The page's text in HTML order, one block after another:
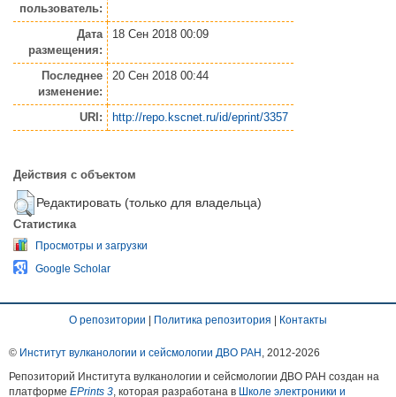
пользователь:
Дата
размещения:
18 Сен 2018 00:09
Последнее
изменение:
20 Сен 2018 00:44
URI: http://repo.kscnet.ru/id/eprint/3357
Действия с объектом
Редактировать (только для владельца)
Статистика
Просмотры и загрузки
Google Scholar
О репозитории | Политика репозитория | Контакты
© Институт вулканологии и сейсмологии ДВО РАН , 2012-2026
Репозиторий Института вулканологии и сейсмологии ДВО РАН создан на
платформе EPrints 3 , которая разработана в Школе электроники и